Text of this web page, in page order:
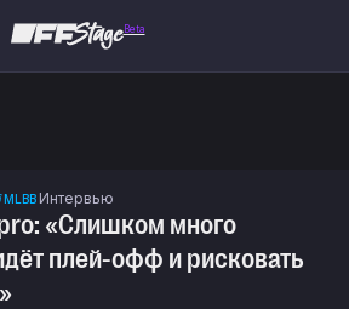
Beta
MLBB Интервью
«Слишком много
плей-офф и рисковать